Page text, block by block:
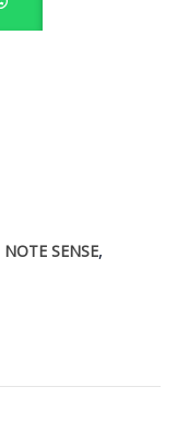
NOTE SENSE,